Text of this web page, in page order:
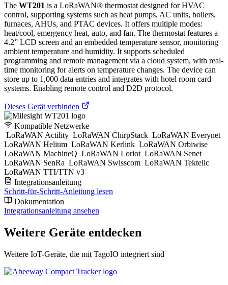
The WT201 is a LoRaWAN® thermostat designed for HVAC
control, supporting systems such as heat pumps, AC units, boilers,
furnaces, AHUs, and PTAC devices. It offers multiple modes:
heat/cool, emergency heat, auto, and fan. The thermostat features a
4.2” LCD screen and an embedded temperature sensor, monitoring
ambient temperature and humidity. It supports scheduled
programming and remote management via a cloud system, with real-
time monitoring for alerts on temperature changes. The device can
store up to 1,000 data entries and integrates with hotel room card
systems. Enabling remote control and D2D protocol.
Dieses Gerät verbinden
Kompatible Netzwerke
LoRaWAN Actility LoRaWAN ChirpStack LoRaWAN Everynet
LoRaWAN Helium LoRaWAN Kerlink LoRaWAN Orbiwise
LoRaWAN MachineQ LoRaWAN Loriot LoRaWAN Senet
LoRaWAN SenRa LoRaWAN Swisscom LoRaWAN Tektelic
LoRaWAN TTI/TTN v3
Integrationsanleitung
Schritt-für-Schritt-Anleitung lesen
Dokumentation
Integrationsanleitung ansehen
Weitere Geräte entdecken
Weitere IoT-Geräte, die mit TagoIO integriert sind